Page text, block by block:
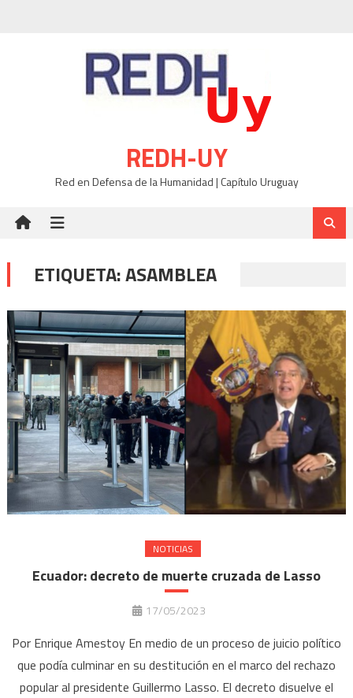
REDH-UY
Red en Defensa de la Humanidad | Capítulo Uruguay
ETIQUETA:ASAMBLEA
NOTICIAS
Ecuador: decreto de muerte cruzada de Lasso
17/05/2023
Por Enrique Amestoy En medio de un proceso de juicio político
que podía culminar en su destitución en el marco del rechazo
popular al presidente Guillermo Lasso. El decreto disuelve el